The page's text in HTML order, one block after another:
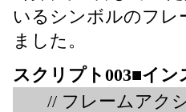
いるシンボルのフレ
ました。
スクリプト003■イ
// フレームアク